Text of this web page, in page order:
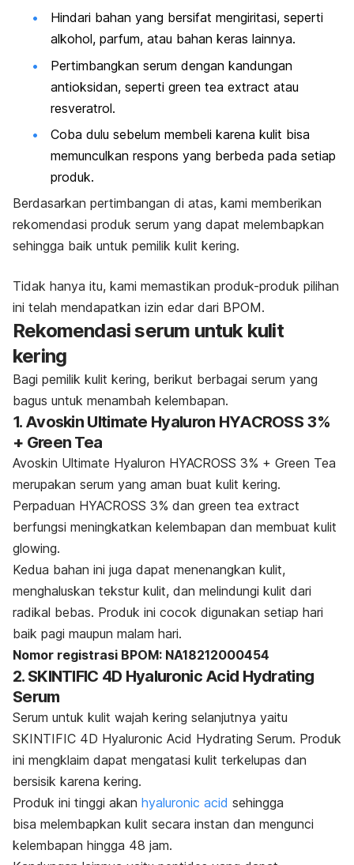
Hindari bahan yang bersifat mengiritasi, seperti
alkohol, parfum, atau bahan keras lainnya.
Pertimbangkan serum dengan kandungan
antioksidan, seperti green tea extract atau
resveratrol.
Coba dulu sebelum membeli karena kulit bisa
memunculkan respons yang berbeda pada setiap
produk.
Berdasarkan pertimbangan di atas, kami memberikan
rekomendasi produk serum yang dapat melembapkan
sehingga baik untuk pemilik kulit kering.
Tidak hanya itu, kami memastikan produk-produk pilihan
ini telah mendapatkan izin edar dari BPOM.
Rekomendasi serum untuk kulit
kering
Bagi pemilik kulit kering, berikut berbagai serum yang
bagus untuk menambah kelembapan.
1. Avoskin Ultimate Hyaluron HYACROSS 3%
+ Green Tea
Avoskin Ultimate Hyaluron HYACROSS 3% + Green Tea
merupakan serum yang aman buat kulit kering.
Perpaduan HYACROSS 3% dan green tea extract
berfungsi meningkatkan kelembapan dan membuat kulit
glowing.
Kedua bahan ini juga dapat menenangkan kulit,
menghaluskan tekstur kulit, dan melindungi kulit dari
radikal bebas. Produk ini cocok digunakan setiap hari
baik pagi maupun malam hari.
Nomor registrasi BPOM: NA18212000454
2. SKINTIFIC 4D Hyaluronic Acid Hydrating
Serum
Serum untuk kulit wajah kering selanjutnya yaitu
SKINTIFIC 4D Hyaluronic Acid Hydrating Serum. Produk
ini mengklaim dapat mengatasi kulit terkelupas dan
bersisik karena kering.
Produk ini tinggi akan hyaluronic acid sehingga
bisa melembapkan kulit secara instan dan mengunci
kelembapan hingga 48 jam.